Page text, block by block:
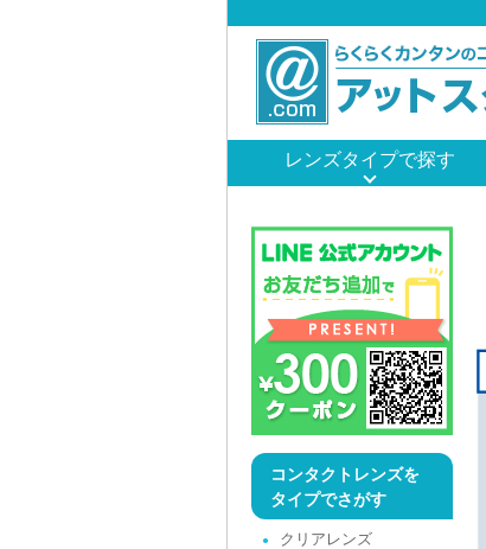
レンズタイプで探す
コンタクトレンズを
タイプでさがす
クリアレンズ